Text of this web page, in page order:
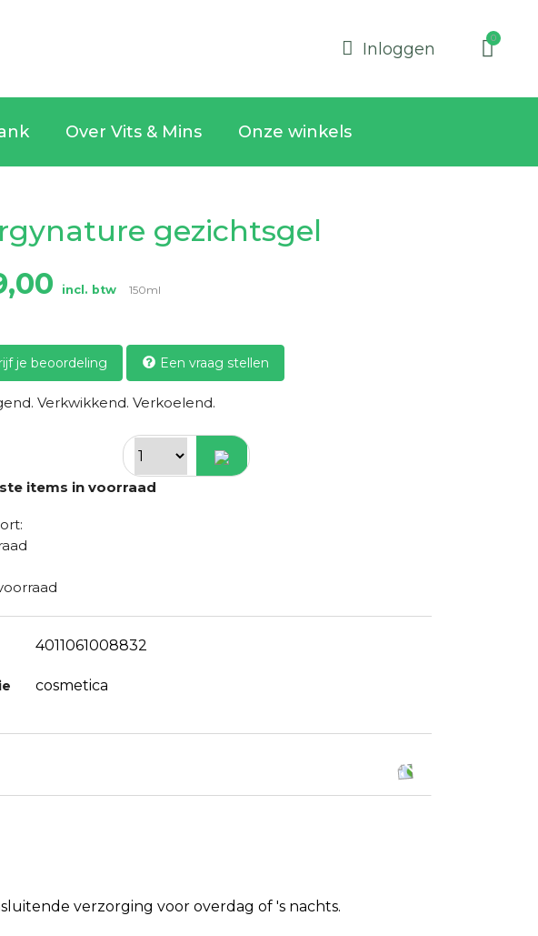
Inloggen
Over Vits & Mins Onze winkels
gezichtsgel
incl. btw 150ml
je beoordeling Een vraag stellen
Verkwikkend. Verkoelend.
items in voorraad
4011061008832
cosmetica
verzorging voor overdag of 's nachts.